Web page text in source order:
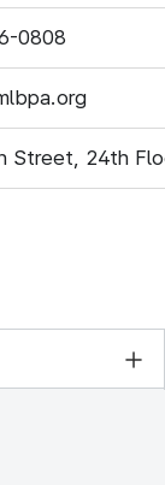
0808
Street, 24th